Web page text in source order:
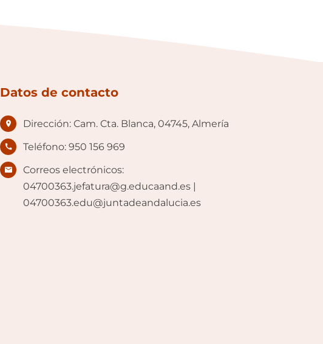
Datos de contacto
Dirección: Cam. Cta. Blanca, 04745, Almería
Teléfono: 950 156 969
Correos electrónicos:
04700363.jefatura@g.educaand.es |
04700363.edu@juntadeandalucia.es